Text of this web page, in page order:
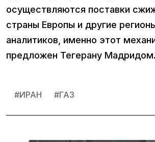
осуществляются поставки
страны Европы и другие
аналитиков, именно этот
предложен Тегерану
#ИРАН #ГАЗ